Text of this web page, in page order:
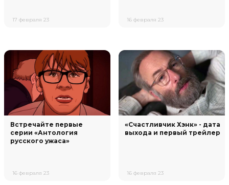
17 февраля 23 16 февраля 23
Встречайте первые
серии «Антология
русского ужаса»
16 февраля 23
«Счастливчик Хэнк» - дата
выхода и первый трейлер
16 февраля 23